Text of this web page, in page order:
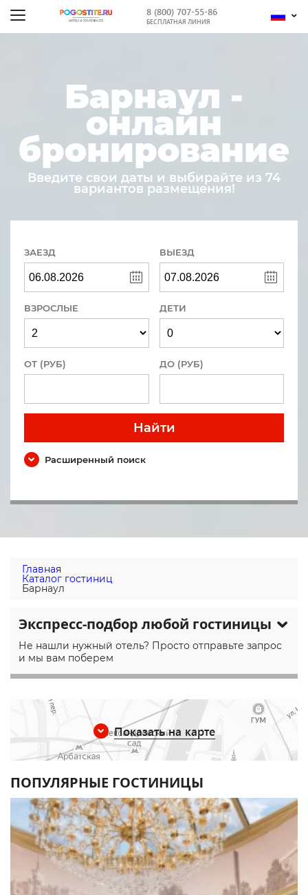
8 (800) 707-55-86
БЕСПЛАТНАЯ ЛИНИЯ
Барнаул -
онлайн
бронирование
Введите свои даты и выбирайте из 74
вариантов размещения!
ЗАЕЗД ВЫЕЗД
ВЗРОСЛЫЕ ДЕТИ
ОТ (РУБ) ДО (РУБ)
Найти
Расширенный поиск
Главная
Каталог гостиниц
Барнаул
Экспресс-подбор любой гостиницы
Не нашли нужный отель? Просто отправьте запрос
и мы вам поберем
Показать на карте
ПОПУЛЯРНЫЕ ГОСТИНИЦЫ